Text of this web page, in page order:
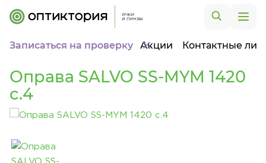
Записаться на проверку Акции Контактные
Оправа SALVO SS-MYM 1420
c.4